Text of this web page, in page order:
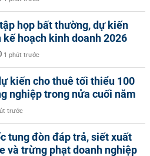
họp bất thường, dự kiến
hoạch kinh doanh 2026
1 phút trước
kiến cho thuê tối thiểu 100
nghiệp trong nửa cuối năm
trước
tung đòn đáp trả, siết xuất
và trừng phạt doanh nghiệp